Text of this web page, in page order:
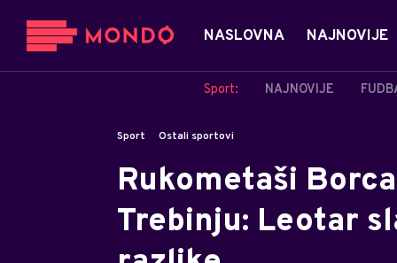
NASLOVNA NAJNOVIJE
Sport: NAJNOVIJE
Sport Ostali sportovi
Rukometaši
Trebinju: Leotar